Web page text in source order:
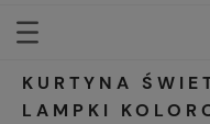
KURTYNA
LAMPKI